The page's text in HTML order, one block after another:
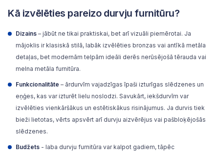
Kā izvēlēties pareizo durvju furnitūru?
Dizains – jābūt ne tikai praktiskai, bet arī vizuāli piemērotai. Ja
mājoklis ir klasiskā stilā, labāk izvēlēties bronzas vai antīkā metāla
detaļas, bet modernām telpām ideāli derēs nerūsējošā tērauda vai
melna metāla furnitūra.
Funkcionalitāte – ārdurvīm vajadzīgas īpaši izturīgas slēdzenes un
eņģes, kas var izturēt lielu noslodzi. Savukārt, iekšdurvīm var
izvēlēties vienkāršākus un estētiskākus risinājumus. Ja durvis tiek
bieži lietotas, vērts apsvērt arī durvju aizvērējus vai pašbloķējošās
slēdzenes.
Budžets - laba durvju furnitūra var kalpot gadiem, tāpēc